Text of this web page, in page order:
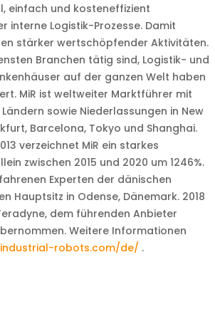
einfach und kosteneffizient
interne Logistik-Prozesse. Damit
stärker wertschöpfender Aktivitäten.
Branchen tätig sind, Logistik- und
auf der ganzen Welt haben
MiR ist weltweiter Marktführer mit
sowie Niederlassungen in New
Barcelona, Tokyo und Shanghai.
verzeichnet MiR ein starkes
zwischen 2015 und 2020 um 1246%.
Experten der dänischen
Hauptsitz in Odense, Dänemark. 2018
dem führenden Anbieter
Weitere Informationen
robots.com/de/ .